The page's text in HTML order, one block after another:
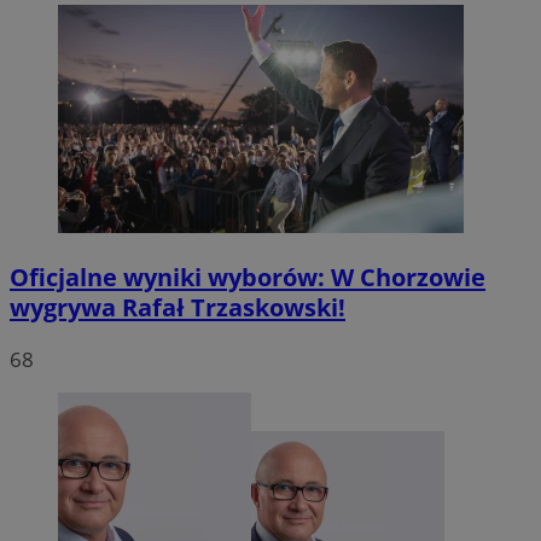
Oficjalne wyniki wyborów: W Chorzowie
wygrywa Rafał Trzaskowski!
68
mojchorzow.pl
SessID mojchorzow.pl
CookieScriptConsent
CookieScript
Google Privacy Policy